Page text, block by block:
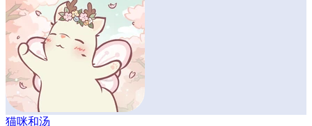
猫咪和汤